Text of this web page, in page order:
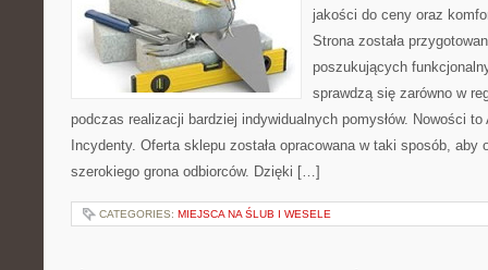
jakości do ceny oraz
Strona została
poszukujących
sprawdzą się zarówno w
podczas realizacji bardziej indywidualnych pomysłów. Nowości
Incydenty. Oferta sklepu została opracowana w taki sposób, aby
szerokiego grona odbiorców. Dzięki […]
CATEGORIES: MIEJSCA NA ŚLUB I WESELE